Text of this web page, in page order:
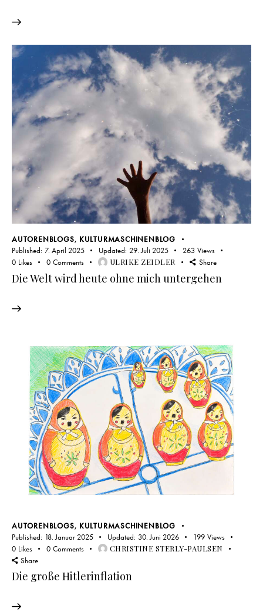
AUTORENBLOGS, KULTURMASCHINENBLOG
Published: 7. April 2025 Updated: 29. Juli 2025 263 Views
0 Likes 0 Comments ULRIKE ZEIDLER Share
Die Welt wird heute ohne mich untergehen
AUTORENBLOGS, KULTURMASCHINENBLOG
Published: 18. Januar 2025 Updated: 30. Juni 2026 199 Views
0 Likes 0 Comments
CHRISTINE STERLY-PAULSEN
Share
Die große Hitlerinflation